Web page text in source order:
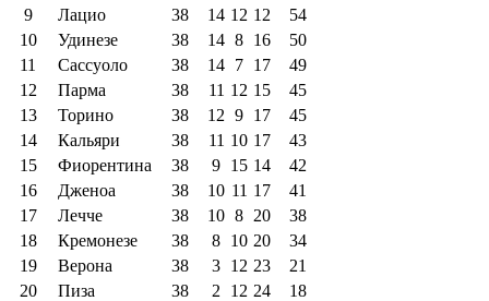
9
Лацио 38 14 12 12
54
10
Удинезе 38 14 8 16
50
11
Сассуоло 38 14 7 17
49
12
Парма 38 11 12 15
45
13
Торино 38 12 9 17
45
14
Кальяри 38 11 10 17
43
15
Фиорентина 38 9 15 14
42
16
Дженоа 38 10 11 17
41
17
Лечче 38 10 8 20
38
18
Кремонезе 38 8 10 20
34
19
Верона 38 3 12 23
21
20
Пиза 38 2 12 24
18